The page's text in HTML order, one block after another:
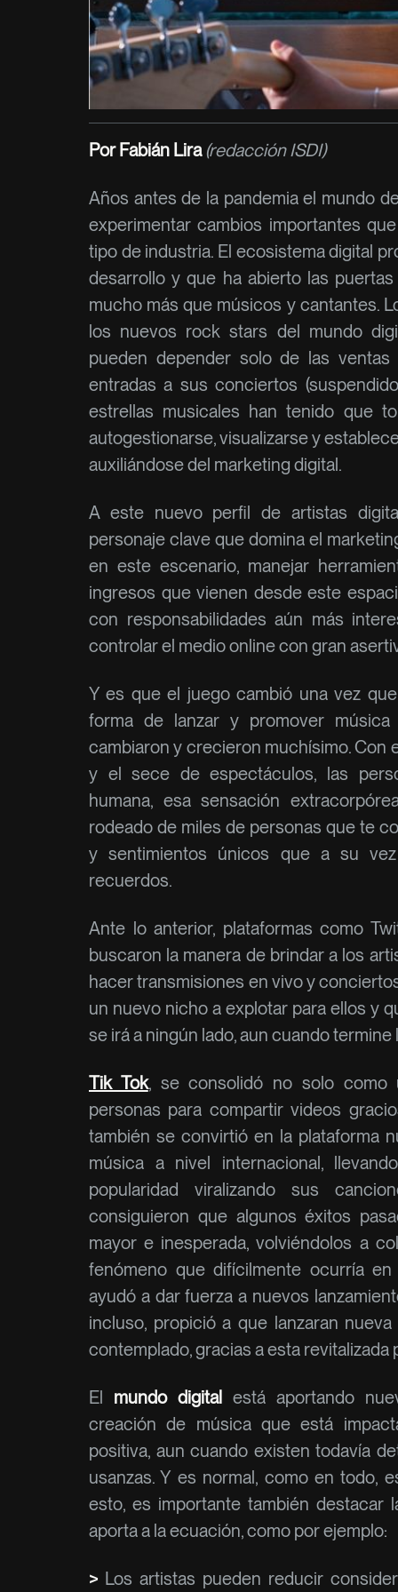
Por Fabián Lira (redacción ISDI)
Años antes de la pandemia el mundo
experimentar cambios importantes
tipo de industria. El ecosistema digital
desarrollo y que ha abierto las
mucho más que músicos y cantantes.
los nuevos rock stars del mundo
pueden depender solo de las
entradas a sus conciertos
estrellas musicales han tenido que
autogestionarse, visualizarse y
auxiliándose del marketing digital.
A este nuevo perfil de artistas
personaje clave que domina el
en este escenario, manejar
ingresos que vienen desde este
con responsabilidades aún más
controlar el medio online con gran
Y es que el juego cambió una vez
forma de lanzar y promover
cambiaron y crecieron muchísimo. Con
y el sece de espectáculos, las
humana, esa sensación
rodeado de miles de personas que te
y sentimientos únicos que a su
recuerdos.
Ante lo anterior, plataformas como
buscaron la manera de brindar a los
hacer transmisiones en vivo y
un nuevo nicho a explotar para ellos y
se irá a ningún lado, aun cuando termine
Tik Tok, se consolidó no solo como
personas para compartir videos
también se convirtió en la plataforma
música a nivel internacional,
popularidad viralizando sus
consiguieron que algunos éxitos
mayor e inesperada, volviéndolos a
fenómeno que difícilmente ocurría
ayudó a dar fuerza a nuevos
incluso, propició a que lanzaran
contemplado, gracias a esta revitalizada
El mundo digitalestá aportando
creación de música que está
positiva, aun cuando existen todavía
usanzas. Y es normal, como en todo,
esto, es importante también destacar
aporta a la ecuación, como por ejemplo:
> Los artistas pueden reducir